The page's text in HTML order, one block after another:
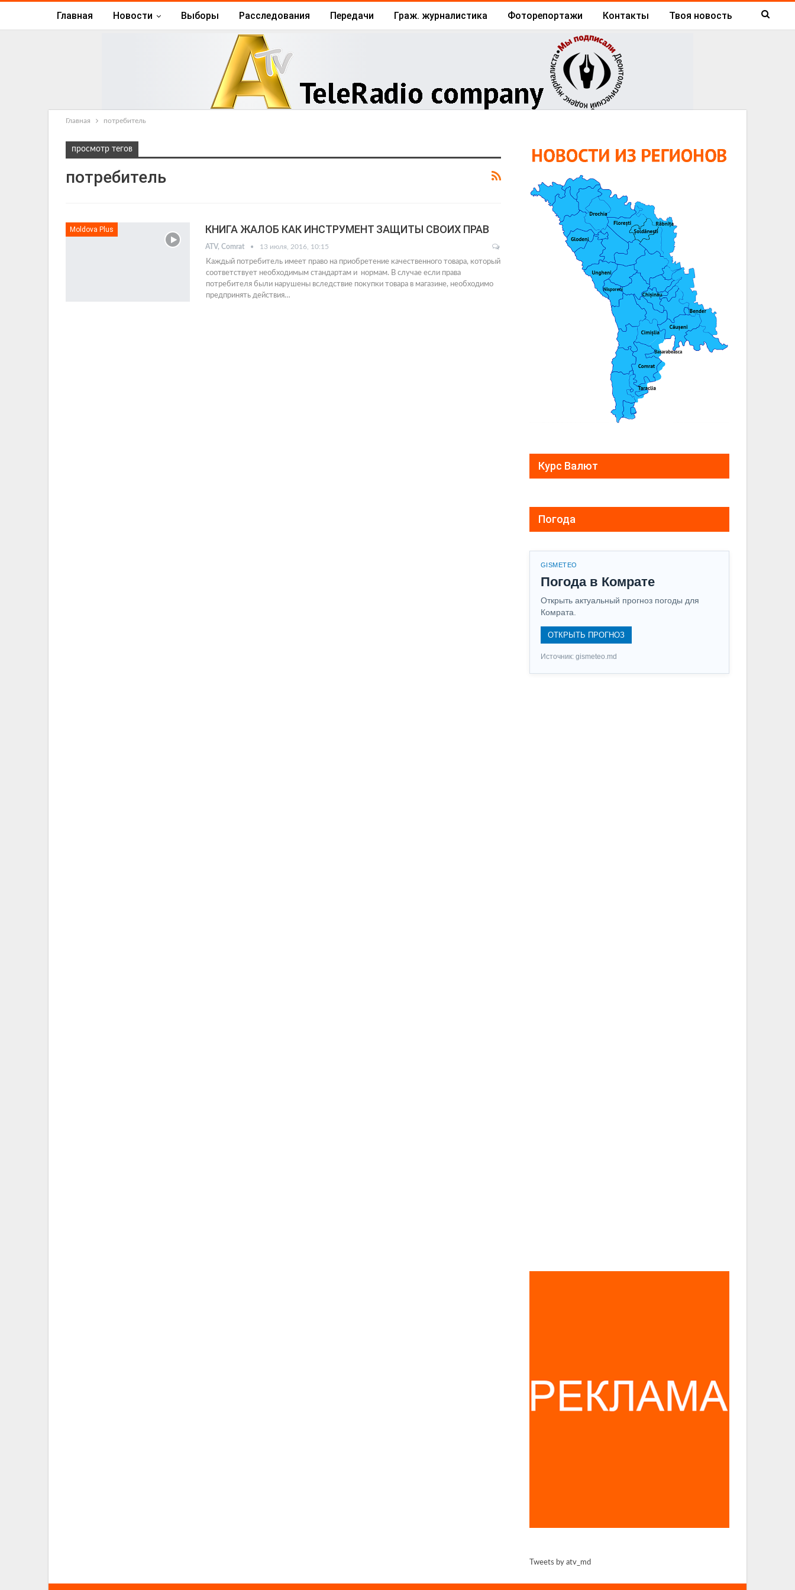
Главная Новости Выборы Расследования Передачи Граж. журналистика Фоторепортажи Контакты Твоя новость
Главная потребитель
просмотр тегов
потребитель
Moldova Plus КНИГА ЖАЛОБ КАК ИНСТРУМЕНТ ЗАЩИТЫ СВОИХ ПРАВ
ATV, Comrat 13 июля, 2016, 10:15
Каждый потребитель имеет право на приобретение качественного товара, который
соответствует необходимым стандартам и нормам. В случае если права
потребителя были нарушены вследствие покупки товара в магазине, необходимо
предпринять действия…
Курс Валют
Погода
GISMETEO
Погода в Комрате
Открыть актуальный прогноз погоды для
Комрата.
ОТКРЫТЬ ПРОГНОЗ
Источник: gismeteo.md
Tweets by atv_md